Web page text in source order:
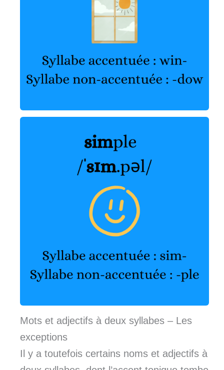
Mots et adjectifs à deux syllabes – Les
exceptions
Il y a toutefois certains noms et adjectifs à